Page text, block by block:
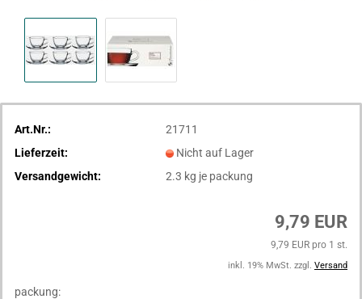
Art.Nr.:
21711
Lieferzeit:
Nicht auf Lager
Versandgewicht:
2.3 kg je packung
9,79 EUR
9,79 EUR pro 1 st.
inkl. 19% MwSt. zzgl. Versand
packung: